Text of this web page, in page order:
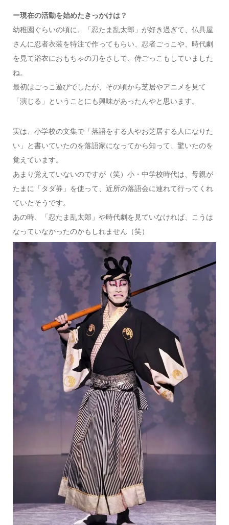
ー現在の活動を始めたきっかけは？
幼稚園ぐらいの頃に、「忍たま乱太郎」が好き過ぎて、仏具屋
さんに忍者衣装を特注で作ってもらい、忍者ごっこや、時代劇
を見て浴衣におもちゃの刀をさして、侍ごっこもしていました
ね。
最初はごっこ遊びでしたが、その頃から芝居やアニメを見て
「演じる」ということにも興味があったんやと思います。
実は、小学校の文集で「落語をする人やお芝居する人になりた
い」と書いていたのを落語家になってから知って、驚いたのを
覚えています。
あまり覚えていないのですが（笑）小・中学校時代は、母親が
たまに「タダ券」を使って、近所の落語会に連れて行ってくれ
ていたそうです。
あの時、「忍たま乱太郎」や時代劇を見ていなければ、こうは
なっていなかったのかもしれません（笑）